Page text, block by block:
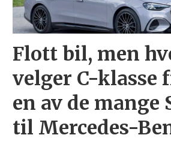
Flott bil, men
velger C-klasse
en av de mange
til Mercedes-